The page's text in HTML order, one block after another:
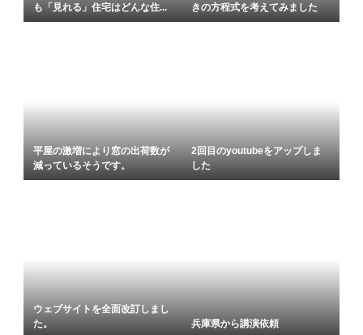
も「見れる」住宅はどんな住...
きの方程式を考えてみました
平屋の激増により窓の出荷数が
減っているそうです。
2回目のyoutubeをアップしま
した
ウェブサイトを全面改訂しまし
た。
兵庫県から講演依頼